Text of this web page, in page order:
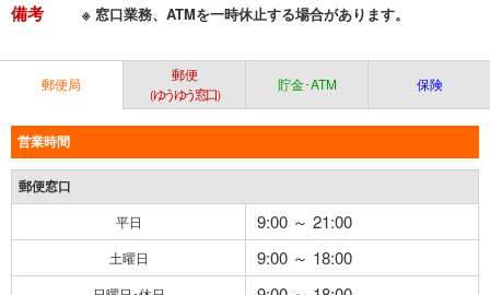
備考 ※ 窓口業務、ATMを一時休止する場合があります。
郵便局
郵便
（ゆうゆう窓口）
貯金･ATM 保険
営業時間
郵便窓口
平日 9:00 ～ 21:00
土曜日 9:00 ～ 18:00